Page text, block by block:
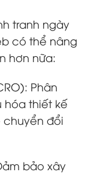
tranh ngày
có thể nâng
hơn nữa:
Phân
hóa thiết kế
đổi
bảo xây